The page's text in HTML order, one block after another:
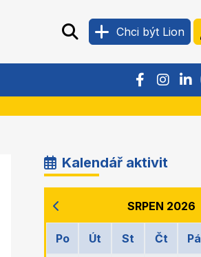
Chci být Lion
Kalendář aktivit
SRPEN 2026
Po Út St Čt Pá